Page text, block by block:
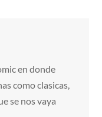
en donde
como clasicas,
se nos vaya